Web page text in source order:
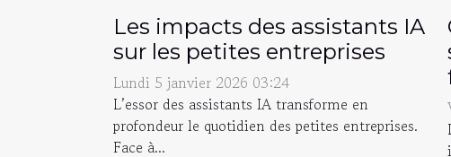
Les impacts des assistants IA
sur les petites entreprises
Lundi 5 janvier 2026 03:24
L’essor des assistants IA transforme en
profondeur le quotidien des petites entreprises.
Face à...